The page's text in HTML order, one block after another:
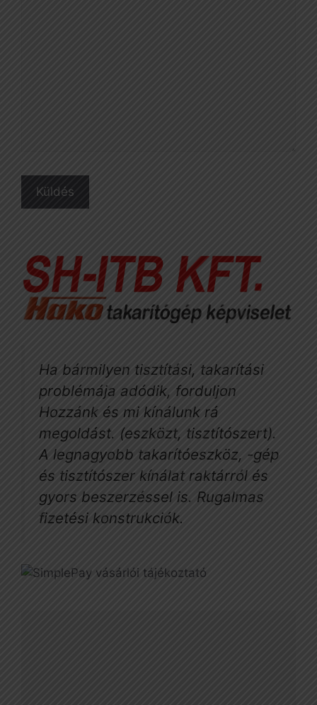
Ha bármilyen tisztítási, takarítási
problémája adódik, forduljon
Hozzánk és mi kínálunk rá
megoldást. (eszközt, tisztítószert).
A legnagyobb takarítóeszköz, -gép
és tisztítószer kínálat raktárról és
gyors beszerzéssel is. Rugalmas
fizetési konstrukciók.